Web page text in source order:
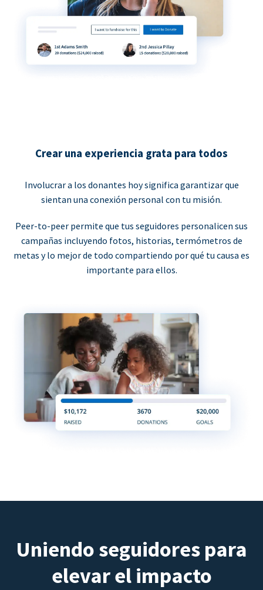
Crear una experiencia grata para todos
Involucrar a los donantes hoy significa garantizar que
sientan una conexión personal con tu misión.
Peer-to-peer permite que tus seguidores personalicen sus
campañas incluyendo fotos, historias, termómetros de
metas y lo mejor de todo compartiendo por qué tu causa es
importante para ellos.
Uniendo seguidores para
elevar el impacto